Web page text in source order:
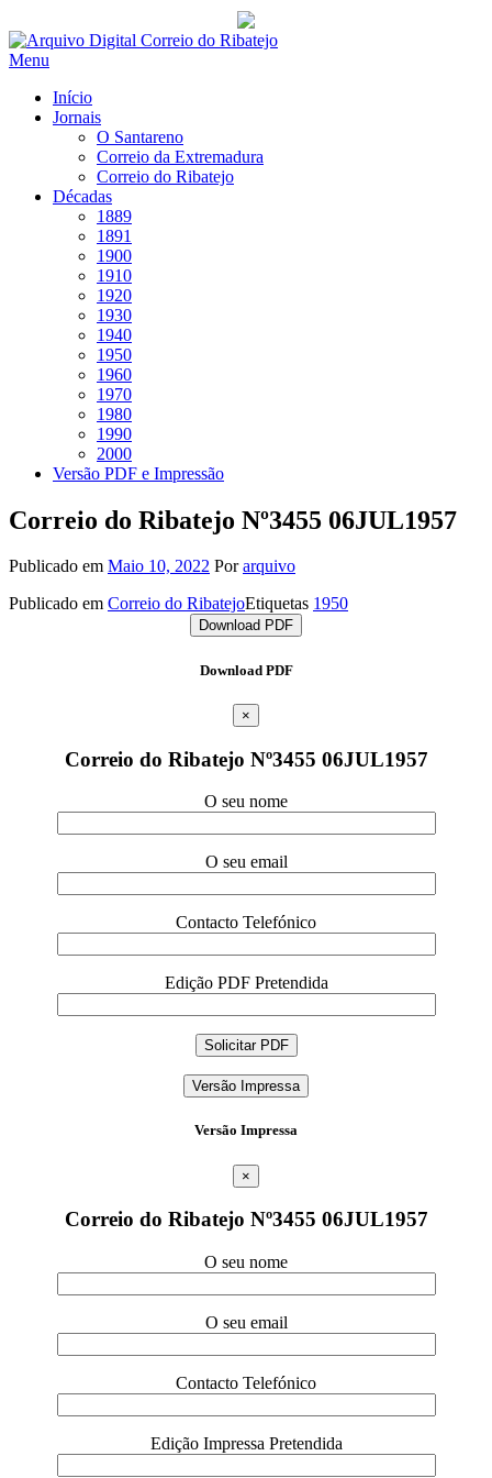
Saltar
para
Menu
Início
Jornais
O Santareno
Correio da Extremadura
Correio do Ribatejo
Décadas
1889
1891
1900
1910
1920
1930
1940
1950
1960
1970
1980
1990
2000
Versão PDF e Impressão
Correio do Ribatejo Nº3455 06JUL1957
Publicado em Maio 10, 2022 Porarquivo
Publicado em Correio do RibatejoEtiquetas 1950
Download PDF
Download PDF
×
Correio do Ribatejo Nº3455 06JUL1957
O seu nome
O seu email
Contacto Telefónico
Edição PDF Pretendida
Versão Impressa
Versão Impressa
×
Correio do Ribatejo Nº3455 06JUL1957
O seu nome
O seu email
Contacto Telefónico
Edição Impressa Pretendida